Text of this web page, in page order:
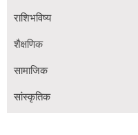
राशिभविष्य
शैक्षणिक
सामाजिक
सांस्कृतिक